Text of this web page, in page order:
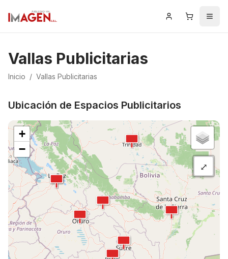
Iniciar Sesión
Carrito
Vallas Publicitarias
Inicio / Vallas Publicitarias
Ubicación de Espacios Publicitarios
+
−
⤢